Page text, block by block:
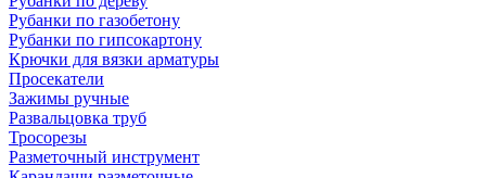
Рубанки по газобетону
Рубанки по гипсокартону
Крючки для вязки арматуры
Просекатели
Зажимы ручные
Развальцовка труб
Тросорезы
Разметочный инструмент